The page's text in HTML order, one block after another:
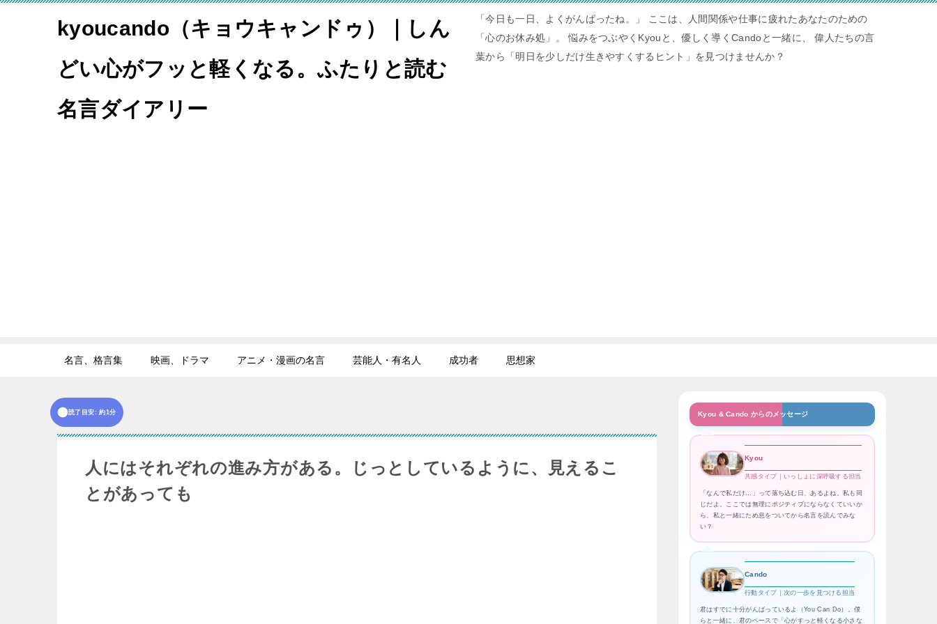
kyoucando（キョウキャンドゥ）｜しん
どい心がフッと軽くなる。ふたりと読む
名言ダイアリー
「今日も一日、よくがんばったね。」 ここは、人間関係や仕事に疲れたあなたのための
「心のお休み処」。 悩みをつぶやくKyouと、優しく導くCandoと一緒に、 偉人たちの言
葉から「明日を少しだけ生きやすくするヒント」を見つけませんか？
名言、格言集 映画、ドラマ アニメ・漫画の名言 芸能人・有名人 成功者 思想家
読了目安: 約1分
人にはそれぞれの進み方がある。じっとしているように、見えるこ
とがあっても
Kyou & Cando からのメッセージ
Kyou
共感タイプ｜いっしょに深呼吸する担当
「なんで私だけ…」って落ち込む日、あるよね。私も同
じだよ。ここでは無理にポジティブにならなくていいか
ら、私と一緒にため息をついてから名言を読んでみな
い？
Cando
行動タイプ｜次の一歩を見つける担当
君はすでに十分がんばっているよ（You Can Do）。僕
らと一緒に、君のペースで「心がすっと軽くなる小さな